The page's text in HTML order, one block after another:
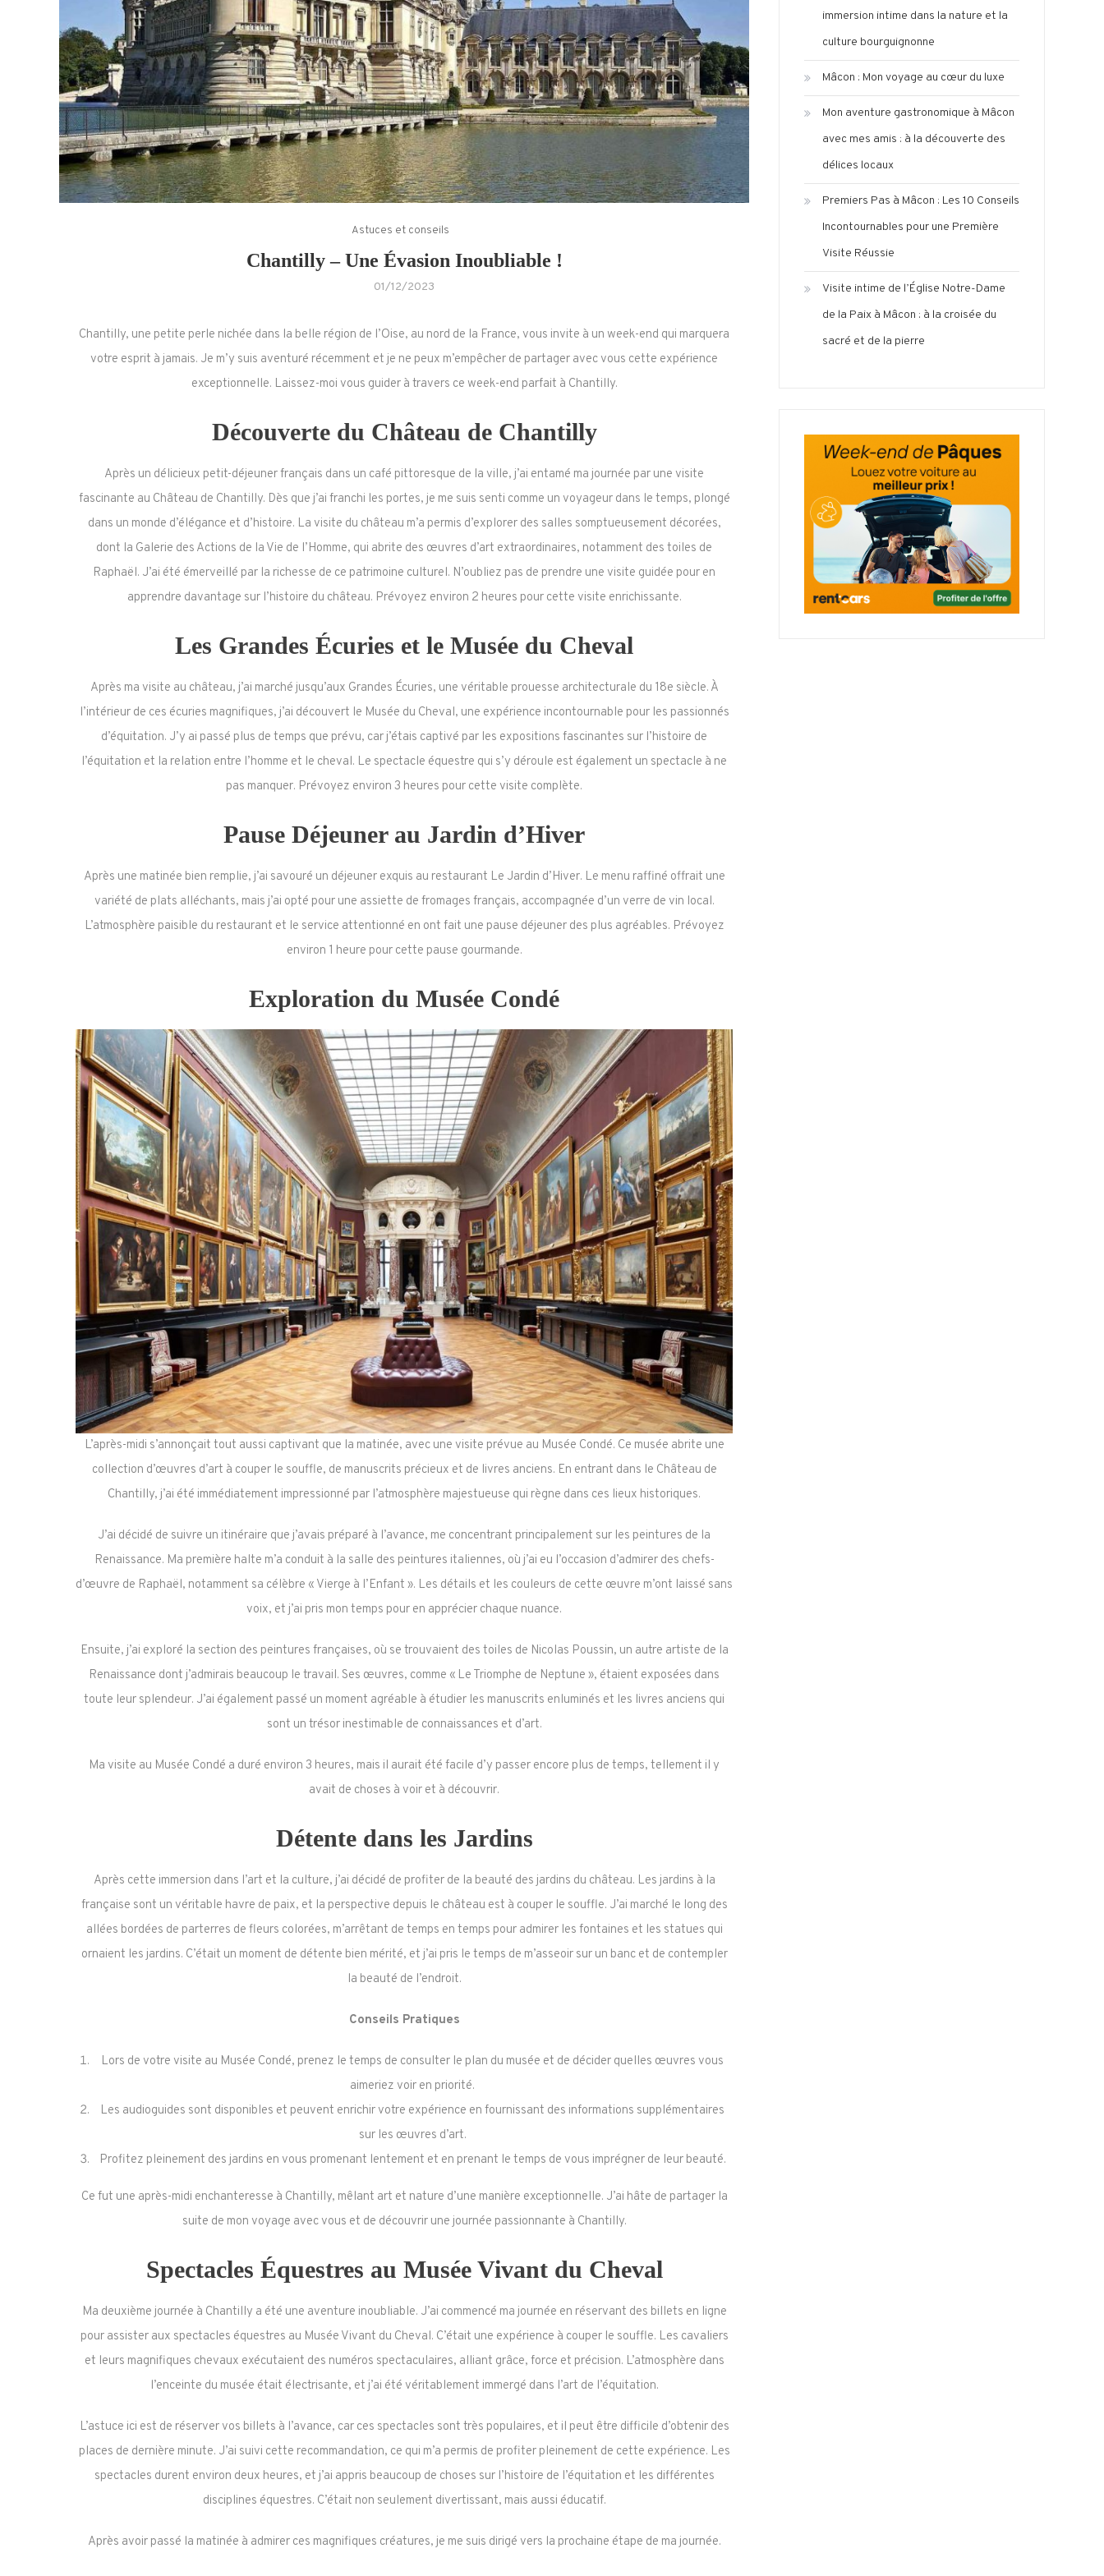
Astuces et conseils
Chantilly – Une Évasion Inoubliable !
01/12/2023
Chantilly, une petite perle nichée dans la belle région de l’Oise, au nord de la France, vous invite à un week-end qui marquera
votre esprit à jamais. Je m’y suis aventuré récemment et je ne peux m’empêcher de partager avec vous cette expérience
exceptionnelle. Laissez-moi vous guider à travers ce week-end parfait à Chantilly.
Découverte du Château de Chantilly
Après un délicieux petit-déjeuner français dans un café pittoresque de la ville, j’ai entamé ma journée par une visite
fascinante au Château de Chantilly. Dès que j’ai franchi les portes, je me suis senti comme un voyageur dans le temps, plongé
dans un monde d’élégance et d’histoire. La visite du château m’a permis d’explorer des salles somptueusement décorées,
dont la Galerie des Actions de la Vie de l’Homme, qui abrite des œuvres d’art extraordinaires, notamment des toiles de
Raphaël. J’ai été émerveillé par la richesse de ce patrimoine culturel. N’oubliez pas de prendre une visite guidée pour en
apprendre davantage sur l’histoire du château. Prévoyez environ 2 heures pour cette visite enrichissante.
Les Grandes Écuries et le Musée du Cheval
Après ma visite au château, j’ai marché jusqu’aux Grandes Écuries, une véritable prouesse architecturale du 18e siècle. À
l’intérieur de ces écuries magnifiques, j’ai découvert le Musée du Cheval, une expérience incontournable pour les passionnés
d’équitation. J’y ai passé plus de temps que prévu, car j’étais captivé par les expositions fascinantes sur l’histoire de
l’équitation et la relation entre l’homme et le cheval. Le spectacle équestre qui s’y déroule est également un spectacle à ne
pas manquer. Prévoyez environ 3 heures pour cette visite complète.
Pause Déjeuner au Jardin d’Hiver
Après une matinée bien remplie, j’ai savouré un déjeuner exquis au restaurant Le Jardin d’Hiver. Le menu raffiné offrait une
variété de plats alléchants, mais j’ai opté pour une assiette de fromages français, accompagnée d’un verre de vin local.
L’atmosphère paisible du restaurant et le service attentionné en ont fait une pause déjeuner des plus agréables. Prévoyez
environ 1 heure pour cette pause gourmande.
Exploration du Musée Condé
L’après-midi s’annonçait tout aussi captivant que la matinée, avec une visite prévue au Musée Condé. Ce musée abrite une
collection d’œuvres d’art à couper le souffle, de manuscrits précieux et de livres anciens. En entrant dans le Château de
Chantilly, j’ai été immédiatement impressionné par l’atmosphère majestueuse qui règne dans ces lieux historiques.
J’ai décidé de suivre un itinéraire que j’avais préparé à l’avance, me concentrant principalement sur les peintures de la
Renaissance. Ma première halte m’a conduit à la salle des peintures italiennes, où j’ai eu l’occasion d’admirer des chefs-
d’œuvre de Raphaël, notamment sa célèbre « Vierge à l’Enfant ». Les détails et les couleurs de cette œuvre m’ont laissé sans
voix, et j’ai pris mon temps pour en apprécier chaque nuance.
Ensuite, j’ai exploré la section des peintures françaises, où se trouvaient des toiles de Nicolas Poussin, un autre artiste de la
Renaissance dont j’admirais beaucoup le travail. Ses œuvres, comme « Le Triomphe de Neptune », étaient exposées dans
toute leur splendeur. J’ai également passé un moment agréable à étudier les manuscrits enluminés et les livres anciens qui
sont un trésor inestimable de connaissances et d’art.
Ma visite au Musée Condé a duré environ 3 heures, mais il aurait été facile d’y passer encore plus de temps, tellement il y
avait de choses à voir et à découvrir.
Détente dans les Jardins
Après cette immersion dans l’art et la culture, j’ai décidé de profiter de la beauté des jardins du château. Les jardins à la
française sont un véritable havre de paix, et la perspective depuis le château est à couper le souffle. J’ai marché le long des
allées bordées de parterres de fleurs colorées, m’arrêtant de temps en temps pour admirer les fontaines et les statues qui
ornaient les jardins. C’était un moment de détente bien mérité, et j’ai pris le temps de m’asseoir sur un banc et de contempler
la beauté de l’endroit.
Conseils Pratiques
Lors de votre visite au Musée Condé, prenez le temps de consulter le plan du musée et de décider quelles œuvres vous
aimeriez voir en priorité.
Les audioguides sont disponibles et peuvent enrichir votre expérience en fournissant des informations supplémentaires
sur les œuvres d’art.
Profitez pleinement des jardins en vous promenant lentement et en prenant le temps de vous imprégner de leur beauté.
Ce fut une après-midi enchanteresse à Chantilly, mêlant art et nature d’une manière exceptionnelle. J’ai hâte de partager la
suite de mon voyage avec vous et de découvrir une journée passionnante à Chantilly.
Spectacles Équestres au Musée Vivant du Cheval
Ma deuxième journée à Chantilly a été une aventure inoubliable. J’ai commencé ma journée en réservant des billets en ligne
pour assister aux spectacles équestres au Musée Vivant du Cheval. C’était une expérience à couper le souffle. Les cavaliers
et leurs magnifiques chevaux exécutaient des numéros spectaculaires, alliant grâce, force et précision. L’atmosphère dans
l’enceinte du musée était électrisante, et j’ai été véritablement immergé dans l’art de l’équitation.
L’astuce ici est de réserver vos billets à l’avance, car ces spectacles sont très populaires, et il peut être difficile d’obtenir des
places de dernière minute. J’ai suivi cette recommandation, ce qui m’a permis de profiter pleinement de cette expérience. Les
spectacles durent environ deux heures, et j’ai appris beaucoup de choses sur l’histoire de l’équitation et les différentes
disciplines équestres. C’était non seulement divertissant, mais aussi éducatif.
Après avoir passé la matinée à admirer ces magnifiques créatures, je me suis dirigé vers la prochaine étape de ma journée.
immersion intime dans la nature et la
culture bourguignonne
Mâcon : Mon voyage au cœur du luxe
Mon aventure gastronomique à Mâcon
avec mes amis : à la découverte des
délices locaux
Premiers Pas à Mâcon : Les 10 Conseils
Incontournables pour une Première
Visite Réussie
Visite intime de l’Église Notre-Dame
de la Paix à Mâcon : à la croisée du
sacré et de la pierre